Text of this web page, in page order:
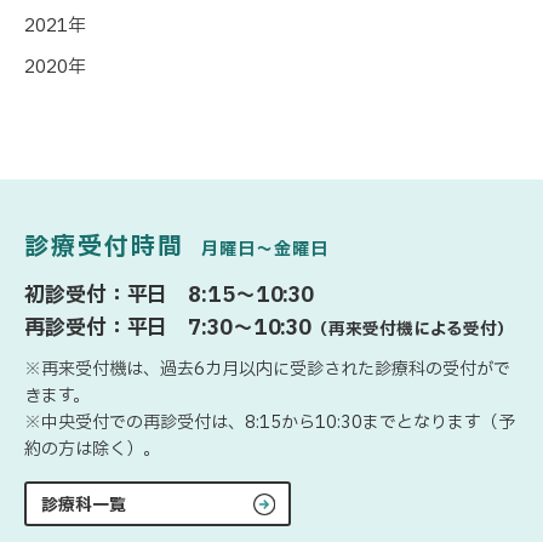
2021年
2020年
診療受付時間 月曜日〜金曜日
初診受付：平日 8:15〜10:30
再診受付：平日 7:30〜10:30 （再来受付機による受付）
※再来受付機は、過去6カ月以内に受診された診療科の受付がで
きます。
※中央受付での再診受付は、8:15から10:30までとなります（予
約の方は除く）。
診療科一覧